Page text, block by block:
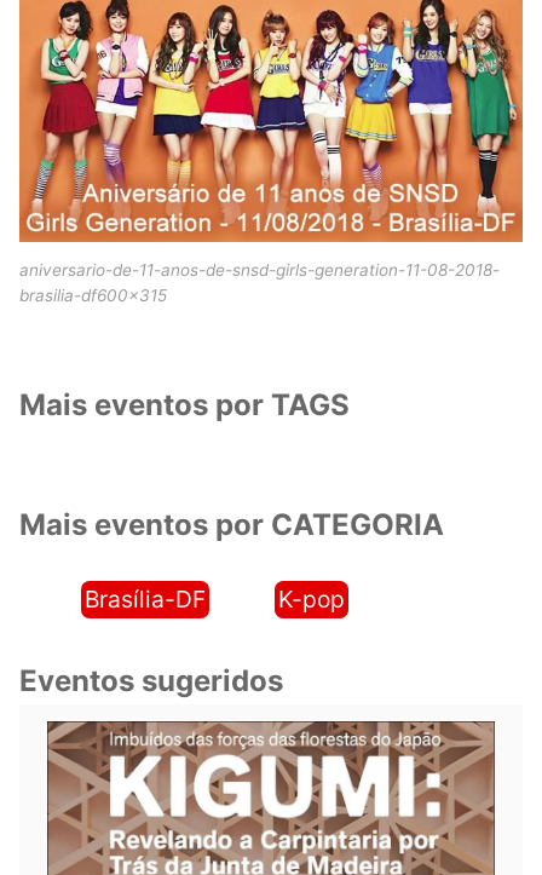
aniversario-de-11-anos-de-snsd-girls-generation-11-08-2018-
brasilia-df600x315
Mais eventos por TAGS
Mais eventos por CATEGORIA
Brasília-DF K-pop
Eventos sugeridos